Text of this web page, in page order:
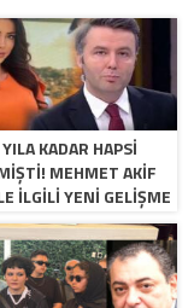
KADAR HAPSI
MEHMET AKIF
ILGILI YENI GELIŞME